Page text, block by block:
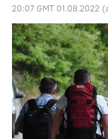
20:07 GMT 01.08.2022